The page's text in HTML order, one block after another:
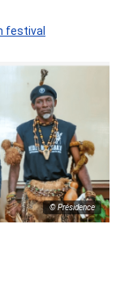
festival
© Présidence